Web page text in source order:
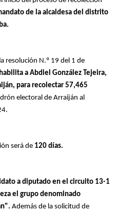
de la alcaldesa del distrito
resolución N.º 19 del 1 de
habilita a Abdiel González Tejeira,
para recolectar 57,465
electoral de Arraiján al
será de 120 días.
a diputado en el circuito 13-1
el grupo denominado
Además de la solicitud de